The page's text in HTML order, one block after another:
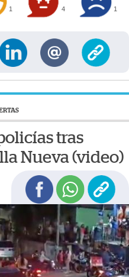
1 4 1
tras
Nueva (video)